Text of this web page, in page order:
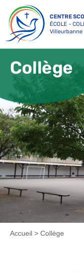
content
CENTRE
ÉCOLE -
Villeurbanne
INSCRIPTIONS
ÉTABLISSEMENT
PASTORALE
ÉCOLE
COLLÈGE
Collège
Accueil > Collège